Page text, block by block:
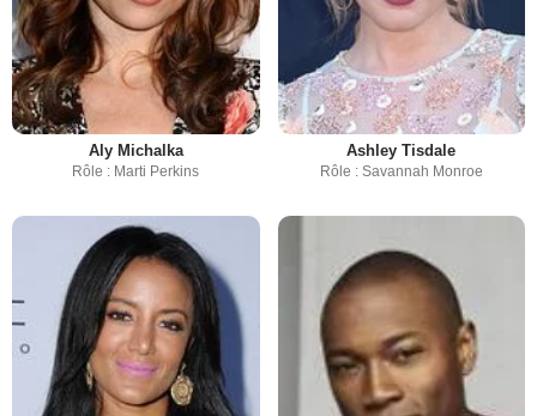
Aly Michalka
Rôle : Marti Perkins
Ashley Tisdale
Rôle : Savannah Monroe